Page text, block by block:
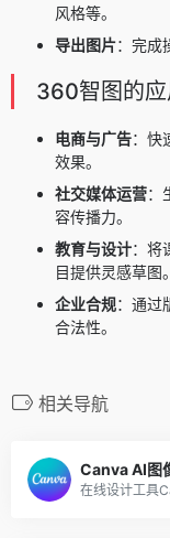
风格等。
导出图片：完成
360智图的
电商与广告：快
效果。
社交媒体运营：
容传播力。
教育与设计：将
目提供灵感草图。
企业合规：通过
合法性。
相关导航
Canva AI图